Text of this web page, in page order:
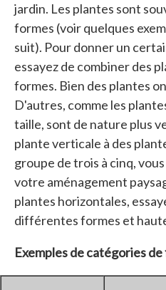
jardin. Les plantes sont
formes (voir quelques
suit). Pour donner un
essayez de combiner des
formes. Bien des plantes
D'autres, comme les
taille, sont de nature plus
plante verticale à des
groupe de trois à cinq,
votre aménagement
plantes horizontales,
différentes formes et
Exemples de catégories